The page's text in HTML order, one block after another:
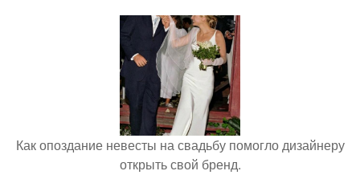
Как опоздание невесты на свадьбу помогло дизайнеру
открыть свой бренд.